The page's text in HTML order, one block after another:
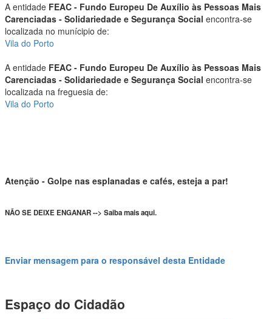
A entidade FEAC - Fundo Europeu De Auxílio às Pessoas Mais
Carenciadas - Solidariedade e Segurança Social encontra-se
localizada no munícipio de:
Vila do Porto
A entidade FEAC - Fundo Europeu De Auxílio às Pessoas Mais
Carenciadas - Solidariedade e Segurança Social encontra-se
localizada na freguesia de:
Vila do Porto
Atenção - Golpe nas esplanadas e cafés, esteja a par!
NÃO SE DEIXE ENGANAR --> Saiba mais aqui.
Enviar mensagem para o responsável desta Entidade
Espaço do Cidadão